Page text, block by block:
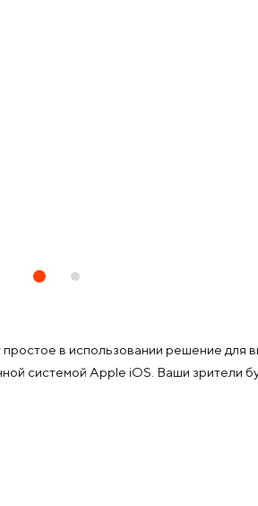
в использовании решение для
системой Apple iOS. Ваши зрители